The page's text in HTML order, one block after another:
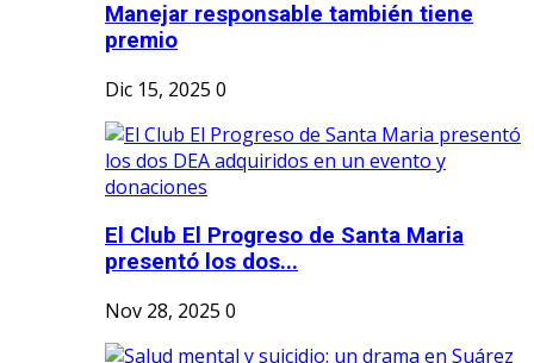
Manejar responsable también tiene
premio
Dic 15, 2025 0
El Club El Progreso de Santa Maria
presentó los dos...
Nov 28, 2025 0